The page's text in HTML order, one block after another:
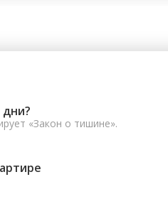
«Закон о тишине».